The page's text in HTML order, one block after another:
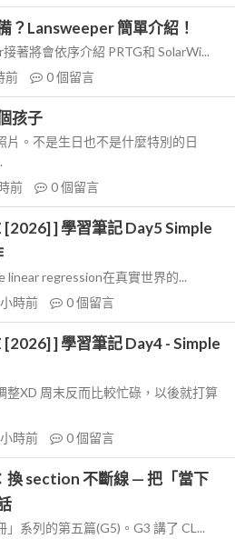
？Lansweeper 簡單介紹！
著將會依序介紹 PRTG和 SolarWi...
前 0個留言
孩子
片。不是生日也不是什麼特別的日
前 0個留言
] 學習筆記 Day5 Simple
linear regression在真實世界的...
時前 0個留言
] 學習筆記 Day4 - Simple
整XD 周末反而比較忙碌，以後就打算
時前 0個留言
換 section 不斷線 — 把「當下
系列的第五篇(G5)。G3 講了 CL...